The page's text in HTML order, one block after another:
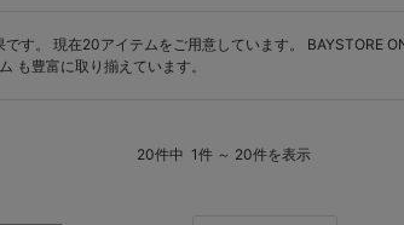
す。 現在20アイテムをご用意しています。 BAYSTORE
も豊富に取り揃えています。
20件中 1件 ～ 20件を表示